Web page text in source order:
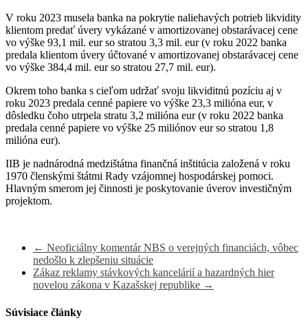
V roku 2023 musela banka na pokrytie naliehavých potrieb likvidity
klientom predať úvery vykázané v amortizovanej obstarávacej cene
vo výške 93,1 mil. eur so stratou 3,3 mil. eur (v roku 2022 banka
predala klientom úvery účtované v amortizovanej obstarávacej cene
vo výške 384,4 mil. eur so stratou 27,7 mil. eur).
Okrem toho banka s cieľom udržať svoju likviditnú pozíciu aj v
roku 2023 predala cenné papiere vo výške 23,3 milióna eur, v
dôsledku čoho utrpela stratu 3,2 milióna eur (v roku 2022 banka
predala cenné papiere vo výške 25 miliónov eur so stratou 1,8
milióna eur).
IIB je nadnárodná medzištátna finančná inštitúcia založená v roku
1970 členskými štátmi Rady vzájomnej hospodárskej pomoci.
Hlavným smerom jej činnosti je poskytovanie úverov investičným
projektom.
← Neoficiálny komentár NBS o verejných financiách, vôbec
nedošlo k zlepšeniu situácie
Zákaz reklamy stávkových kancelárií a hazardných hier
novelou zákona v Kazašskej republike →
Súvisiace články